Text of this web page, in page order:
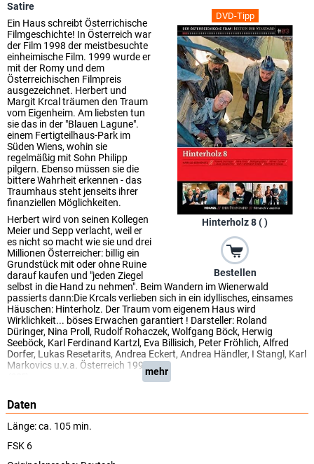
DVD-Tipp
Hinterholz 8 ( )
Bestellen
Satire
Ein Haus schreibt Österrichische
Filmgeschichte! In Österreich war
der Film 1998 der meistbesuchte
einheimische Film. 1999 wurde er
mit der Romy und dem
Österreichischen Filmpreis
ausgezeichnet. Herbert und
Margit Krcal träumen den Traum
vom Eigenheim. Am liebsten tun
sie das in der "Blauen Lagune".
einem Fertigteilhaus-Park im
Süden Wiens, wohin sie
regelmäßig mit Sohn Philipp
pilgern. Ebenso müssen sie die
bittere Wahrheit erkennen - das
Traumhaus steht jenseits ihrer
finanziellen Möglichkeiten.
Herbert wird von seinen Kollegen
Meier und Sepp verlacht, weil er
es nicht so macht wie sie und drei
Millionen Österreicher: billig ein
Grundstück mit oder ohne Ruine
darauf kaufen und "jeden Ziegel
selbst in die Hand zu nehmen". Beim Wandern im Wienerwald
passierts dann:Die Krcals verlieben sich in ein idyllisches, einsames
Häuschen: Hinterholz. Der Traum vom eigenem Haus wird
Wirklichkeit... böses Erwachen garantiert ! Darsteller: Roland
Düringer, Nina Proll, Rudolf Rohaczek, Wolfgang Böck, Herwig
Seeböck, Karl Ferdinand Kartzl, Eva Billisich, Peter Fröhlich, Alfred
Dorfer, Lukas Resetarits, Andrea Eckert, Andrea Händler, I Stangl, Karl
Markovics u.v.a. Österreich 1997.
mehr
Daten
Länge: ca. 105 min.
FSK 6